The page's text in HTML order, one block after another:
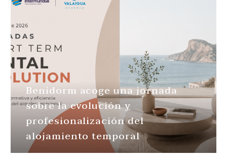
Benidorm acoge una jornada
sobre la evolución y
profesionalización del
alojamiento temporal